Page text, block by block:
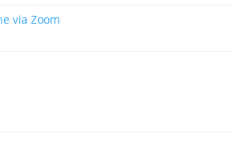
via Zoom